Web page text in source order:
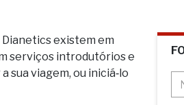
existem em
serviços introdutórios e
sua viagem, ou iniciá‑lo